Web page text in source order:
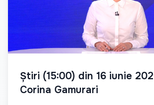
Știri (15:00) din 16 iunie
Corina Gamurari